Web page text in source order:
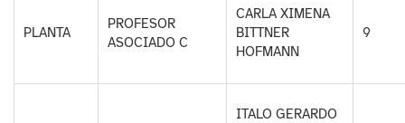
PLANTA
PROFESOR
ASOCIADO C
CARLA XIMENA
BITTNER
HOFMANN
9
ITALO GERARDO